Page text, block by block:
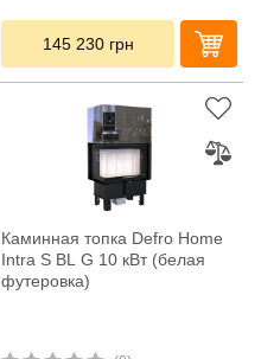
145 230 грн
Каминная топка Defro Home
Intra S BL G 10 кВт (белая
футеровка)